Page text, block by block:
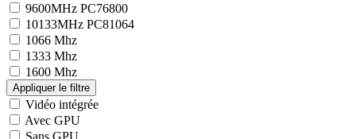
9600MHz PC76800
10133MHz PC81064
1066 Mhz
1333 Mhz
1600 Mhz
Vidéo intégrée
Avec GPU
Sans GPU